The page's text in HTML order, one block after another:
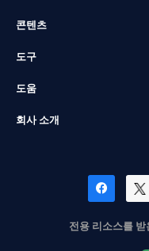
콘텐츠
도구
도움
회사 소개
전용 리소스를